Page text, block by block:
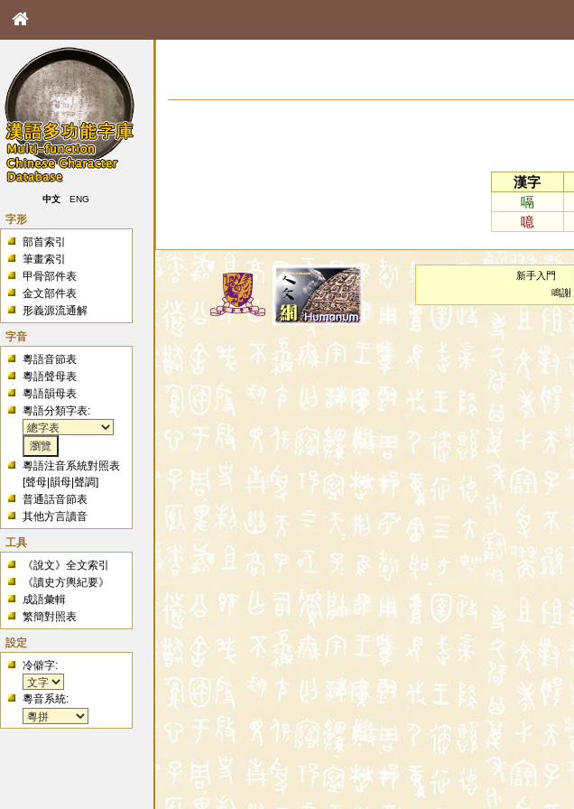
中文 ENG
字形
部首索引
筆畫索引
甲骨部件表
金文部件表
形義源流通解
字音
粵語音節表
粵語聲母表
粵語韻母表
粵語分類字表:
粵語注音系統對照表
[聲母 |韻母 |聲調]
普通話音節表
其他方言讀音
工具
《說文》全文索引
《讀史方輿紀要》
成語彙輯
繁簡對照表
設定
冷僻字:
粵音系統:
漢字
嗝
噫
新手入門
鳴謝